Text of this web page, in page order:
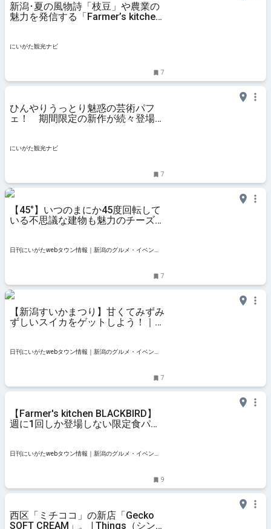
新潟･夏の風物詩「枝豆」や農業の
魅力を発信する「Farmer’s kitchen
にいがた観光ナビ
7
ひんやりうっとり魅惑の芸術パフ
ェ！ 期間限定の新作が続々登場
にいがた観光ナビ
7
【45°】いつのまにか45度回転して
いる不思議な建物も魅力のチーズケ
日刊にいがたwebタウン情報｜新潟のグルメ・イベン
7
【新潟すいかまつり】甘くてみずみ
ずしいスイカをゲットしよう！｜新
日刊にいがたwebタウン情報｜新潟のグルメ・イベン
7
【Farmer's kitchen BLACKBIRD】
週に1回しか登場しない限定食パン
ド
日刊にいがたwebタウン情報｜新潟のグルメ・イベン
9
西区「ミチココ」の新店「Gecko
SOFT CREAM」。 | Things（シン